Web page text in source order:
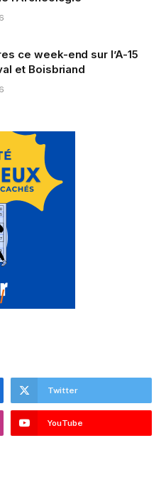
ce week-end sur l’A-15
et Boisbriand
Twitter
YouTube